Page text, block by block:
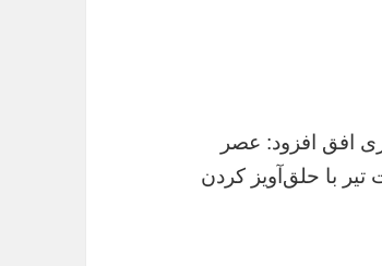
افق افزود: عصر
با حلق‌آویز کردن